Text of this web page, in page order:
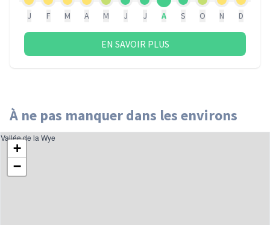
J F M A M J J A S O N D
EN SAVOIR PLUS
À ne pas manquer dans les environs
+
−
Vallée de la Wye